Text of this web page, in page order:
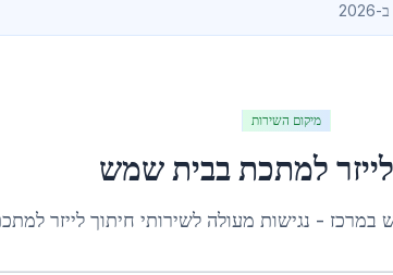
מיקום השירות
למתכת בבית שמש
במרכז - נגישות מעולה לשירותי חיתוך לייזר